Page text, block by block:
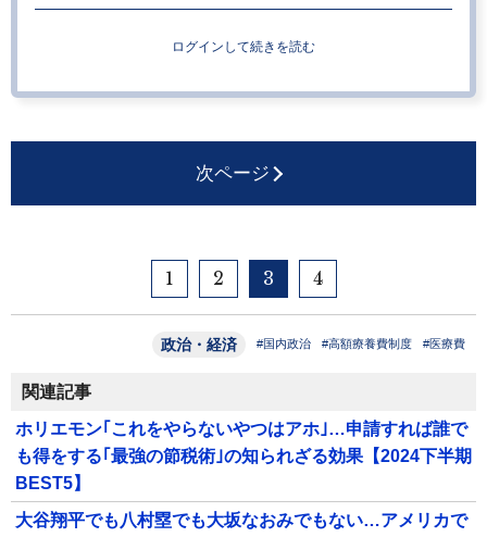
ログインして続きを読む
次ページ
1 2 3 4
政治・経済 #国内政治 #高額療養費制度 #医療費
関連記事
ホリエモン｢これをやらないやつはアホ｣…申請すれば誰で
も得をする｢最強の節税術｣の知られざる効果【2024下半期
BEST5】
大谷翔平でも八村塁でも大坂なおみでもない…アメリカで